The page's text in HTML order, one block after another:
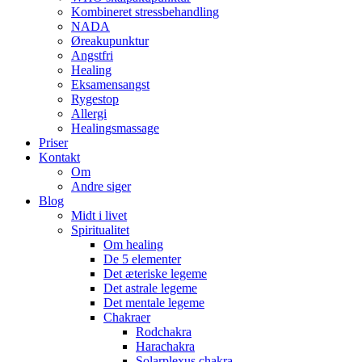
Kombineret stressbehandling
NADA
Øreakupunktur
Angstfri
Healing
Eksamensangst
Rygestop
Allergi
Healingsmassage
Priser
Kontakt
Om
Andre siger
Blog
Midt i livet
Spiritualitet
Om healing
De 5 elementer
Det æteriske legeme
Det astrale legeme
Det mentale legeme
Chakraer
Rodchakra
Harachakra